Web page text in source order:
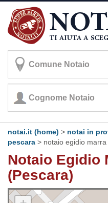
notai.it (home) > notai in
pescara > notaio egidio marra
Notaio Egidio
(Pescara)